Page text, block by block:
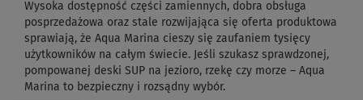
Wysoka dostępność części zamiennych, dobra obsługa
posprzedażowa oraz stale rozwijająca się oferta produktowa
sprawiają, że Aqua Marina cieszy się zaufaniem tysięcy
użytkowników na całym świecie. Jeśli szukasz sprawdzonej,
pompowanej deski SUP na jezioro, rzekę czy morze – Aqua
Marina to bezpieczny i rozsądny wybór.